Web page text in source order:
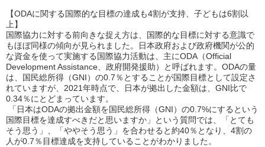
【ODAに関する国際的な目標の達成も4割が支持、子どもは6割以
上】
国際協力に対する前向きな捉え方は、国際的な目標に対する意識で
もほぼ同様の傾向が見られました。日本政府および政府機関が公的
な資金を使って実施する国際協力活動は、主にODA （Official
Development Assistance 、政府開発援助）と呼ばれます。 ODAの量
は、国民総所得（GNI）の0.7％とすることが国際目標として設定さ
れていますが、 2021年時点で、日本が拠出した金額は、 GNI比で
0.34％にとどまっています。
「日本はODAの拠出金額を国民総所得（GNI）の0.7%にするという
国際目標を達成すべきだと思いますか」という質問では、「とても
そう思う」、「ややそう思う」を合わせると約40％となり、 4割の
人が0.7％目標達成を支持していることがわかりました。